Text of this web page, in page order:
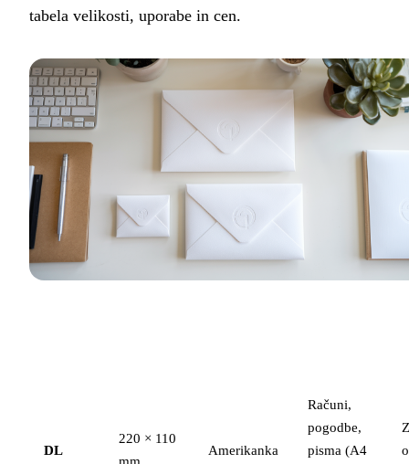
tabela velikosti, uporabe in cen.
DL
220 × 110
mm
Amerikanka
Računi,
pogodbe,
pisma (A4
Z